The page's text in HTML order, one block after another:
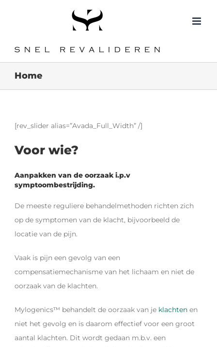
Home
[rev_slider alias=”Avada_Full_Width” /]
Voor wie?
Aanpakken van de oorzaak i.p.v
symptoombestrijding.
De meeste reguliere behandelmethoden richten zich
op de symptomen van de klacht, bijvoorbeeld de
locatie van de pijn.
Vaak is pijn een gevolg van een
compensatiemechanisme van het lichaam en niet de
oorzaak van de klachten.
Mylogenics™ behandelt de oorzaak van je klachten en
niet het gevolg en is daarom effectief voor een groot
aantal klachten. Dit wordt gedaan m.b.v. een